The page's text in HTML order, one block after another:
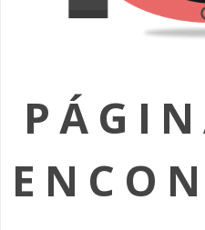
SOMOS TODOS EUROPEUS
AMADORA LIGA À
(RE) PENSAMENTOS